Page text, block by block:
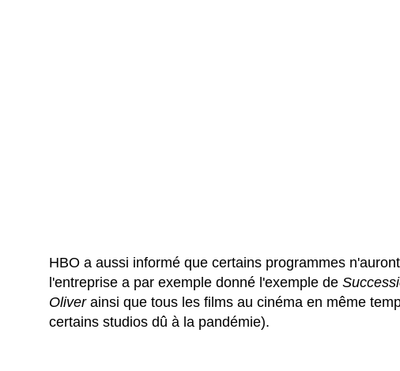
HBO a aussi informé que certains programmes
l'entreprise a par exemple donné l'exemple de
Oliverainsi que tous les films au cinéma en même
certains studios dû à la pandémie).